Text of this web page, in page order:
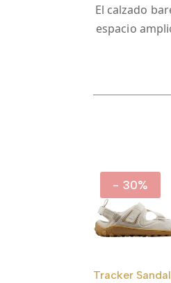
El calzado
espacio
- 30%
Tracker Sandal